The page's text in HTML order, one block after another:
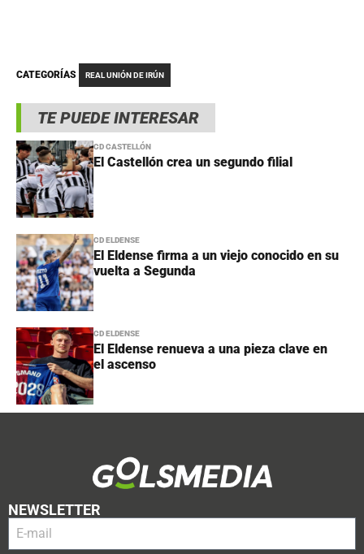
TE PUEDE INTERESAR
CD CASTELLÓN
El Castellón crea un segundo filial
CD ELDENSE
El Eldense firma a un viejo conocido en su
vuelta a Segunda
CD ELDENSE
El Eldense renueva a una pieza clave en
el ascenso
CATEGORÍAS REAL UNIÓN DE IRÚN
NEWSLETTER